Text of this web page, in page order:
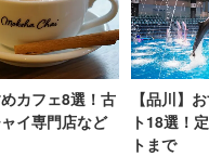
カフェ8選！古
イ専門店など
【品川】
ト18選！
トまで